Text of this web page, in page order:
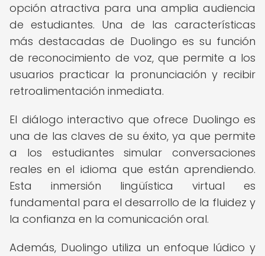
opción atractiva para una amplia audiencia
de estudiantes. Una de las características
más destacadas de Duolingo es su función
de reconocimiento de voz, que permite a los
usuarios practicar la pronunciación y recibir
retroalimentación inmediata.
El diálogo interactivo que ofrece Duolingo es
una de las claves de su éxito, ya que permite
a los estudiantes simular conversaciones
reales en el idioma que están aprendiendo.
Esta inmersión lingüística virtual es
fundamental para el desarrollo de la fluidez y
la confianza en la comunicación oral.
Además, Duolingo utiliza un enfoque lúdico y